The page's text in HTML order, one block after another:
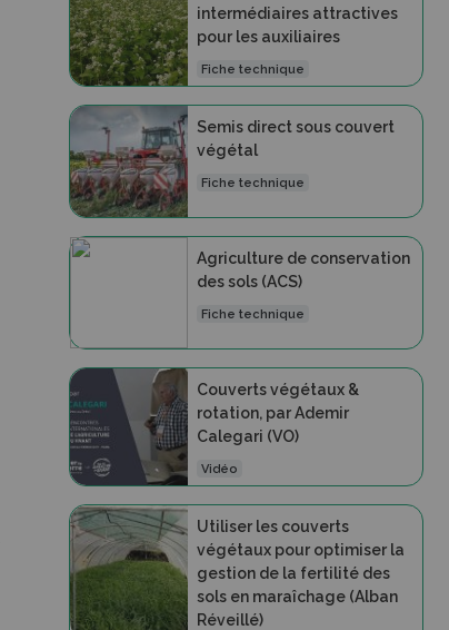
intermédiaires attractives
pour les auxiliaires
Fiche technique
Semis direct sous couvert
végétal
Fiche technique
Agriculture de conservation
des sols (ACS)
Fiche technique
Couverts végétaux &
rotation, par Ademir
Calegari (VO)
Vidéo
Utiliser les couverts
végétaux pour optimiser la
gestion de la fertilité des
sols en maraîchage (Alban
Réveillé)